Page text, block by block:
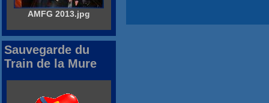
AMFG 2013.jpg
Sauvegarde du
Train de la Mure